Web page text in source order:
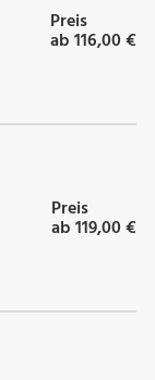
Preis
ab 116,00 €
Preis
ab 119,00 €